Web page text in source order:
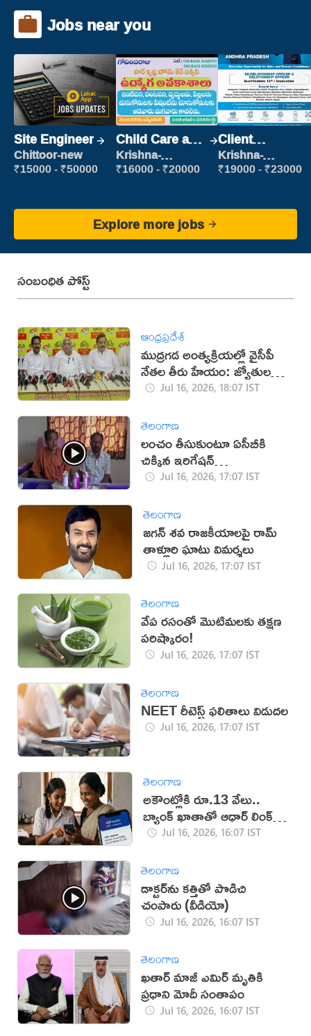
Jobs near you
Site Engineer
Chittoor-new
₹15000 - ₹50000
Child Care and
Patient care
Krishna-
vijayawada
₹16000 - ₹20000
Client
Relationship
Executive
Krishna-
vijayawada
₹19000 - ₹23000
Explore more jobs
సంబంధిత పోస్ట్
ఆంధ్రప్రదేశ్
ముద్రగడ అంత్యక్రియల్లో వైసీపీ
నేతల తీరు హేయం: జ్యోతుల
నెహ్రూJul 16, 2026, 18:07 IST
తెలంగాణ
లంచం తీసుకుంటూ ఏసీబీకి
చిక్కిన ఇరిగేషన్
అధికారులు(వీడియో)
Jul 16, 2026, 17:07 IST
తెలంగాణ
జగన్ శవ రాజకీయాలపై రామ్
తాళ్లూరి ఘాటు విమర్శలు
Jul 16, 2026, 17:07 IST
తెలంగాణ
వేప రసంతో మొటిమలకు తక్షణ
పరిష్కారం!
Jul 16, 2026, 17:07 IST
తెలంగాణ
NEET రీటెస్ట్ ఫలితాలు విడుదల
Jul 16, 2026, 17:07 IST
తెలంగాణ
అకౌంట్లోకి రూ.13 వేలు..
బ్యాంక్ ఖాతాతో ఆధార్ లింక్
తప్పనిసరి!
Jul 16, 2026, 16:07 IST
తెలంగాణ
డాక్టర్‌ను కత్తితో పొడిచి
చంపారు (వీడియో)
Jul 16, 2026, 16:07 IST
తెలంగాణ
ఖతార్ మాజీ ఎమిర్ మృతికి
ప్రధాని మోదీ సంతాపం
Jul 16, 2026, 16:07 IST